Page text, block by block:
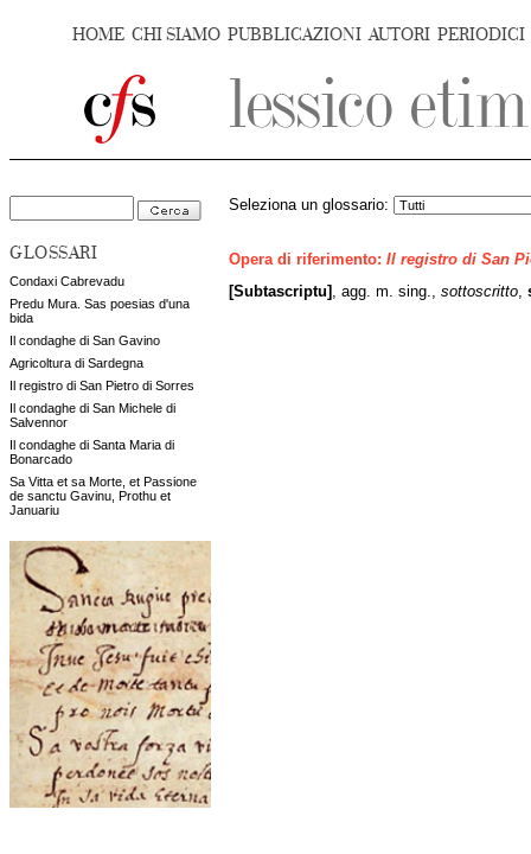
HOME CHI SIAMO PUBBLICAZIONI AUTORI PERIODICI
GLOSSARI
Condaxi Cabrevadu
Predu Mura. Sas poesias d'una
bida
Il condaghe di San Gavino
Agricoltura di Sardegna
Il registro di San Pietro di Sorres
Il condaghe di San Michele di
Salvennor
Il condaghe di Santa Maria di
Bonarcado
Sa Vitta et sa Morte, et Passione
de sanctu Gavinu, Prothu et
Januariu
Seleziona un glossario:
Opera di riferimento: Il registro di San
[Subtascriptu]
, agg. m. sing., sottoscritto